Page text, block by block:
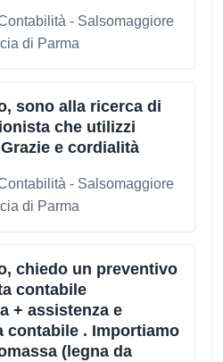
- Salsomaggiore
di Parma
sono alla ricerca di
che utilizzi
e cordialità
- Salsomaggiore
di Parma
chiedo un preventivo
contabile
+ assistenza e
contabile . Importiamo
(legna da